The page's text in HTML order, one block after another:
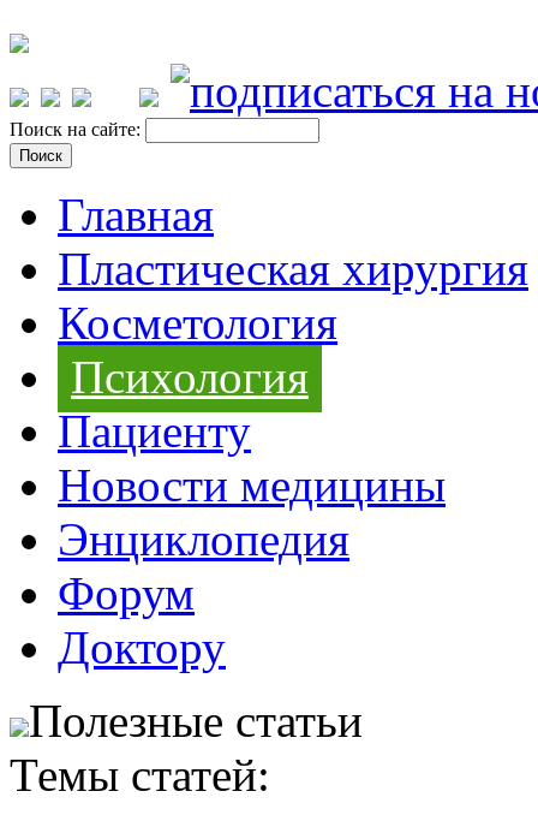
Поиск на сайте:
Главная
Пластическая хирургия
Косметология
Психология
Пациенту
Новости медицины
Энциклопедия
Форум
Доктору
Полезные статьи
Темы статей: